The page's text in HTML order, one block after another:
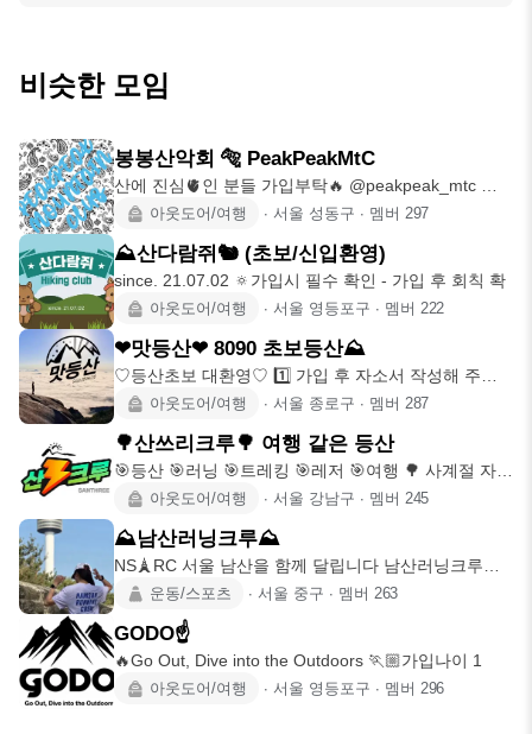
비슷한 모임
봉봉산악회 🐅 PeakPeakMtC
산에 진심🫀인 분들 가입부탁🔥 @peakpeak_mtc 크
기 보다 밀도
아웃도어/여행 ∙ 서울 성동구 ∙ 멤버 297
⛰산다람쥐🐿 (초보/신입환영)
since. 21.07.02 🔅가입시 필수 확인 - 가입 후 회칙 확
아웃도어/여행 ∙ 서울 영등포구 ∙ 멤버 222
❤맛등산❤ 8090 초보등산⛰️
♡등산초보 대환영♡ 1️⃣ 가입 후 자소서 작성해 주세
요 2️⃣ 타 모임
아웃도어/여행 ∙ 서울 종로구 ∙ 멤버 287
🌳산쓰리크루🌳 여행 같은 등산
🎯등산 🎯러닝 🎯트레킹 🎯레저 🎯여행 🌳 사계절 자연
을 찾아 떠나는
아웃도어/여행 ∙ 서울 강남구 ∙ 멤버 245
⛰️남산러닝크루⛰️
NS🗼RC 서울 남산을 함께 달립니다 남산러닝크루
NamSan Runni
운동/스포츠 ∙ 서울 중구 ∙ 멤버 263
GODO☝️
🔥Go Out, Dive into the Outdoors 🏃🏼가입나이 1
아웃도어/여행 ∙ 서울 영등포구 ∙ 멤버 296